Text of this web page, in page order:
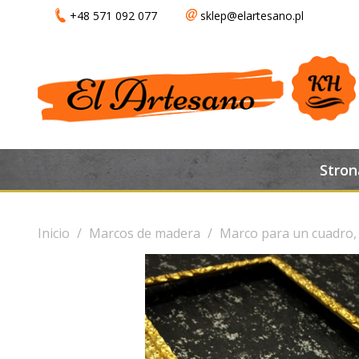
+48 571 092 077 sklep@elartesano.pl
Inicio Marcos de madera Marco para un